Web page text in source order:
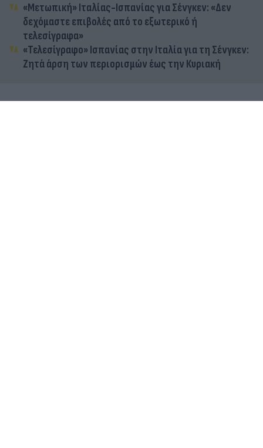
«Μετωπική» Ιταλίας-Ισπανίας για Σένγκεν: «Δεν
δεχόμαστε επιβολές από το εξωτερικό ή
τελεσίγραφα»
«Τελεσίγραφο» Ισπανίας στην Ιταλία για τη Σένγκεν:
Ζητά άρση των περιορισμών έως την Κυριακή